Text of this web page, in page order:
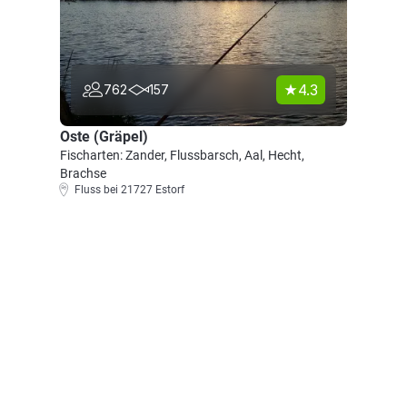
762 157 4.3
Oste (Gräpel)
Fischarten: Zander, Flussbarsch, Aal, Hecht,
Brachse
Fluss bei 21727 Estorf